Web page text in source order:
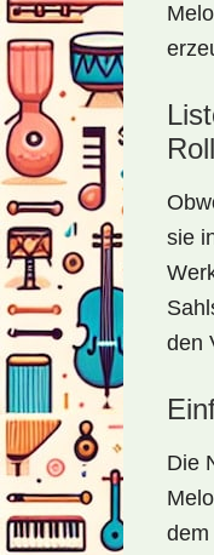
sie
den
Die
dem